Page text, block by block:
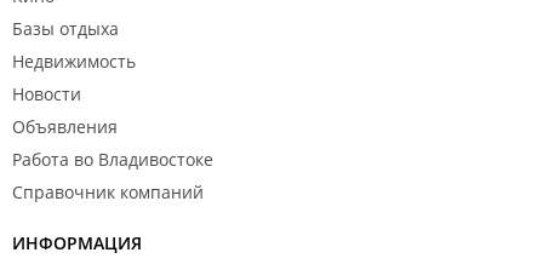
Базы отдыха
Недвижимость
Новости
Объявления
Работа во Владивостоке
Справочник компаний
ИНФОРМАЦИЯ